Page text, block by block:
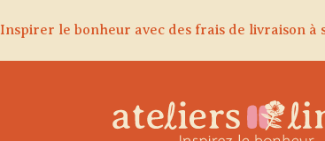
Inspirer le bonheur avec des frais de livraison à